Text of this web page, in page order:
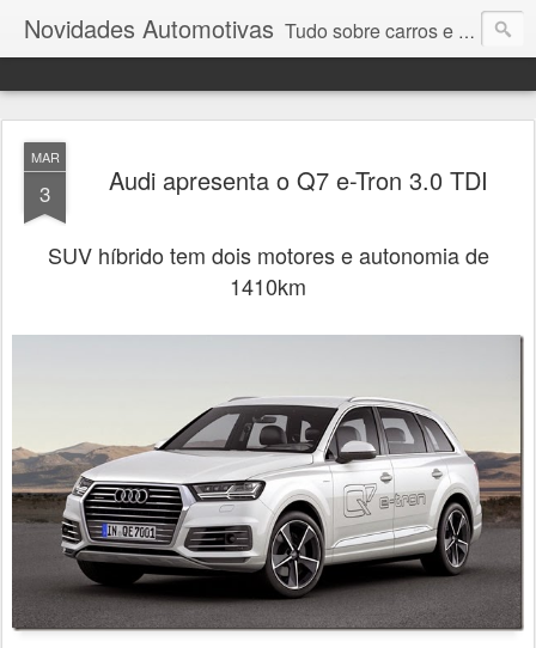
Novidades Automotivas Tudo sobre carros e motores
MAR
3 Audi apresenta o Q7 e-Tron 3.0 TDI
SUV híbrido tem dois motores e autonomia de
1410km